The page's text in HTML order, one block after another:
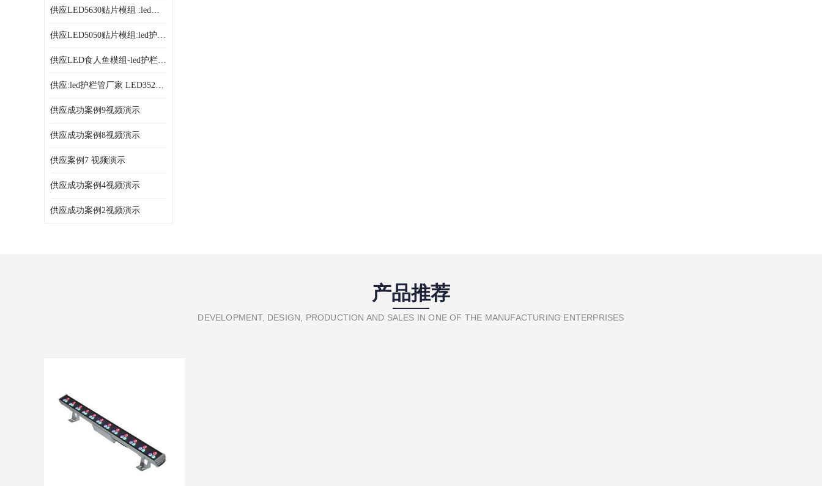
供应LED5630贴片模组 :led模组厂家913
供应LED5050贴片模组:led护栏管厂家 913
供应LED食人鱼模组-led护栏管厂家
供应:led护栏管厂家 LED3528贴片模组
供应成功案例9视频演示
供应成功案例8视频演示
供应案例7 视频演示
供应成功案例4视频演示
供应成功案例2视频演示
产品推荐
DEVELOPMENT, DESIGN, PRODUCTION AND SALES IN ONE OF THE MANUFACTURING ENTERPRISES